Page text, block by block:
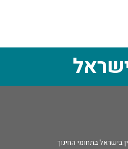
בישראל בתחומי החינוך